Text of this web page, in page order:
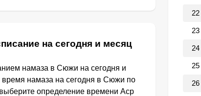
на сегодня и месяц
намаза в Сюжи на сегодня и
время намаза на сегодня в Сюжи по
определение времени Аср
22
23
24
25
26